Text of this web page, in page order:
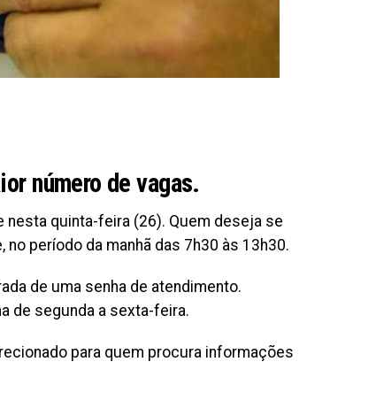
número de vagas.
nesta quinta-feira (26). Quem deseja se
período da manhã das 7h30 às 13h30.
de uma senha de atendimento.
de segunda a sexta-feira.
para quem procura informações